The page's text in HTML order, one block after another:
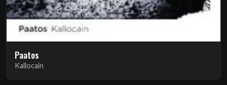
Paatos
Kallocain